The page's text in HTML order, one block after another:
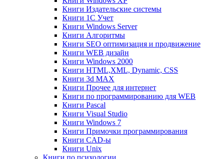
Книги Издательские системы
Книги 1C Учет
Книги Windows Server
Книги Алгоритмы
Книги SEO оптимизация и продвижение
Книги WEB дизайн
Книги Windows 2000
Книги HTML,XML, Dynamic, CSS
Книги 3d MAX
Книги Прочее для интернет
Книги по программированию для WEB
Книги Pascal
Книги Visual Studio
Книги Windows 7
Книги Примочки программирования
Книги CAD-ы
Книги Unix
Книги по психологии